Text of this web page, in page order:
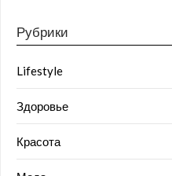
Рубрики
Lifestyle
Здоровье
Красота